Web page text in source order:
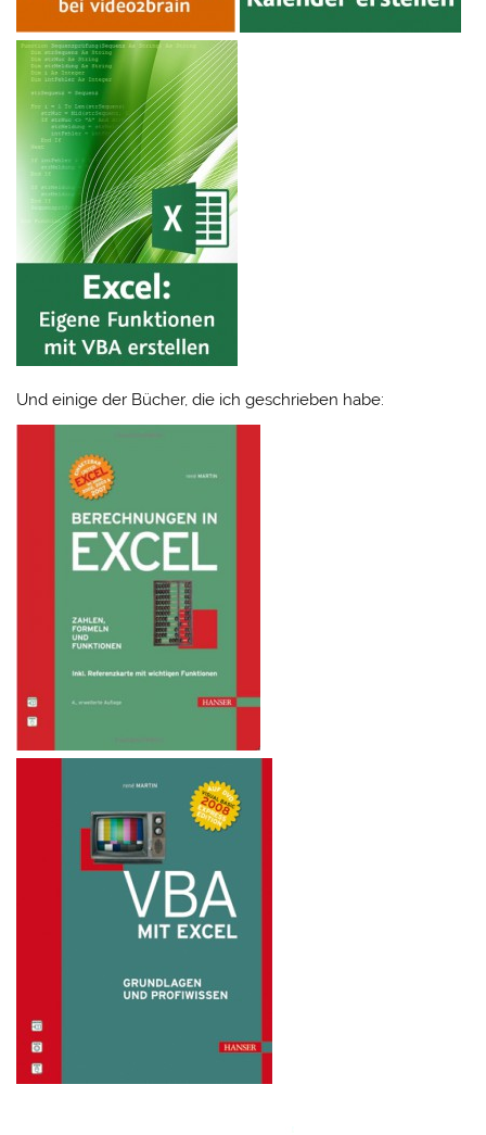
Und einige der Bücher, die ich geschrieben habe: